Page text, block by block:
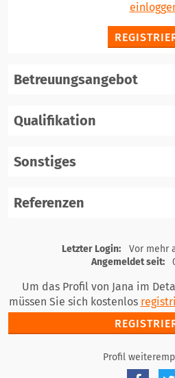
Betreuungsangebot
Qualifikation
Sonstiges
Referenzen
Letzter Login:
Vor mehr
Angemeldet seit:
Um das Profil von Jana im
müssen Sie sich kostenlos
Profil